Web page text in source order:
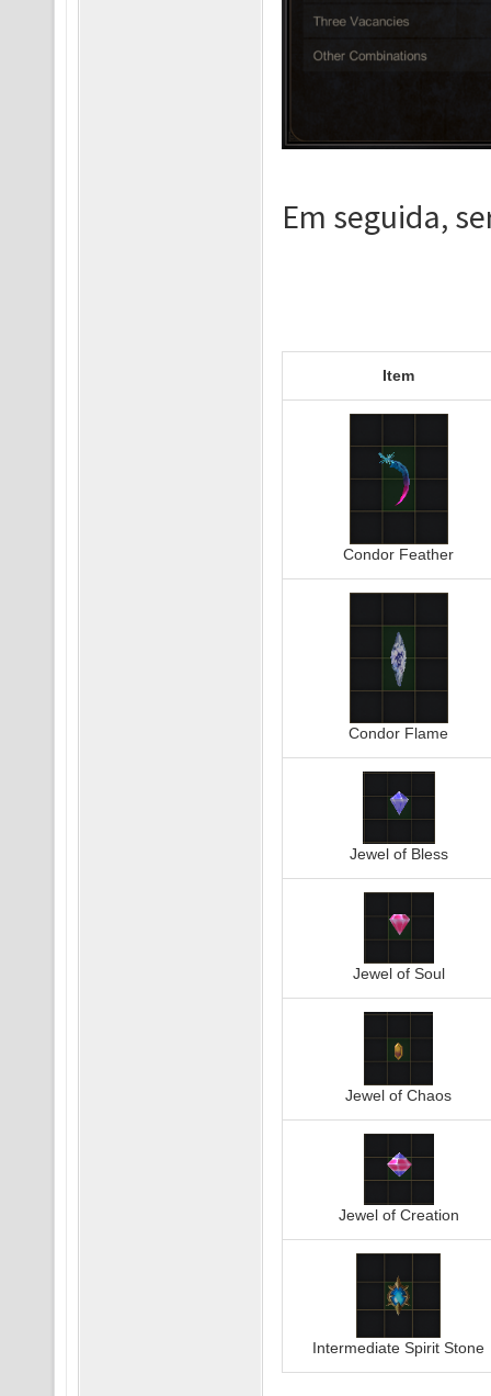
Em seguida,
Item
Condor Feather
Condor Flame
Jewel of Bless
Jewel of Soul
Jewel of Chaos
Jewel of Creation
Intermediate Spirit Stone